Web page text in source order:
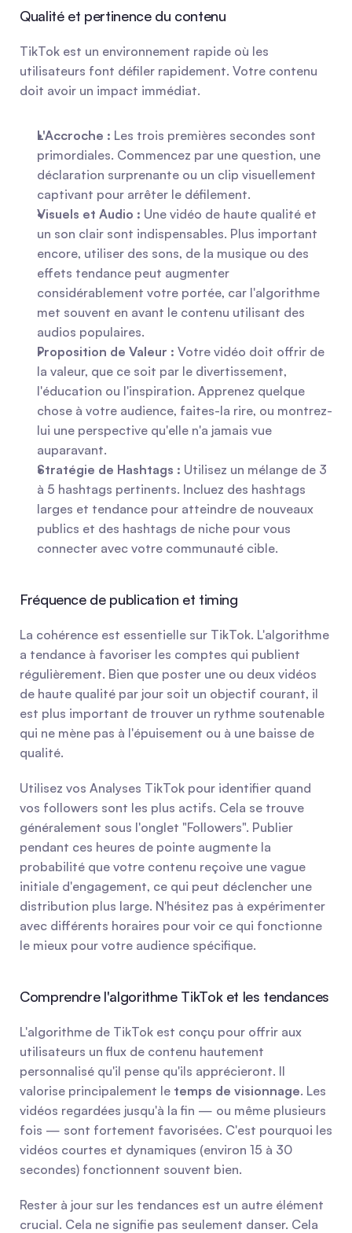
Qualité et pertinence du contenu
TikTok est un environnement rapide où les
utilisateurs font défiler rapidement. Votre contenu
doit avoir un impact immédiat.
L'Accroche : Les trois premières secondes sont
primordiales. Commencez par une question, une
déclaration surprenante ou un clip visuellement
captivant pour arrêter le défilement.
Visuels et Audio : Une vidéo de haute qualité et
un son clair sont indispensables. Plus important
encore, utiliser des sons, de la musique ou des
effets tendance peut augmenter
considérablement votre portée, car l'algorithme
met souvent en avant le contenu utilisant des
audios populaires.
Proposition de Valeur : Votre vidéo doit offrir de
la valeur, que ce soit par le divertissement,
l'éducation ou l'inspiration. Apprenez quelque
chose à votre audience, faites-la rire, ou montrez-
lui une perspective qu'elle n'a jamais vue
auparavant.
Stratégie de Hashtags : Utilisez un mélange de 3
à 5 hashtags pertinents. Incluez des hashtags
larges et tendance pour atteindre de nouveaux
publics et des hashtags de niche pour vous
connecter avec votre communauté cible.
Fréquence de publication et timing
La cohérence est essentielle sur TikTok. L'algorithme
a tendance à favoriser les comptes qui publient
régulièrement. Bien que poster une ou deux vidéos
de haute qualité par jour soit un objectif courant, il
est plus important de trouver un rythme soutenable
qui ne mène pas à l'épuisement ou à une baisse de
qualité.
Utilisez vos Analyses TikTok pour identifier quand
vos followers sont les plus actifs. Cela se trouve
généralement sous l'onglet "Followers". Publier
pendant ces heures de pointe augmente la
probabilité que votre contenu reçoive une vague
initiale d'engagement, ce qui peut déclencher une
distribution plus large. N'hésitez pas à expérimenter
avec différents horaires pour voir ce qui fonctionne
le mieux pour votre audience spécifique.
Comprendre l'algorithme TikTok et les tendances
L'algorithme de TikTok est conçu pour offrir aux
utilisateurs un flux de contenu hautement
personnalisé qu'il pense qu'ils apprécieront. Il
valorise principalement le temps de visionnage. Les
vidéos regardées jusqu'à la fin — ou même plusieurs
fois — sont fortement favorisées. C'est pourquoi les
vidéos courtes et dynamiques (environ 15 à 30
secondes) fonctionnent souvent bien.
Rester à jour sur les tendances est un autre élément
crucial. Cela ne signifie pas seulement danser. Cela